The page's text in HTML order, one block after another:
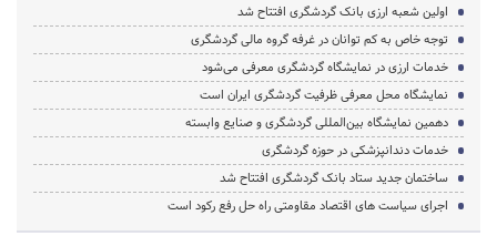
اولین شعبه ارزی بانک گردشگری افتتاح شد
توجه خاص به کم توانان در غرفه گروه مالی گردشگری
خدمات ارزی در نمایشگاه گردشگری معرفی می‌شود
نمایشگاه محل معرفی ظرفیت گردشگری ایران است
دهمین نمایشگاه بین‌المللی گردشگری و صنایع وابسته
خدمات دندانپزشکی در حوزه گردشگری
ساختمان جدید ستاد بانک گردشگری افتتاح شد
اجرای سیاست های اقتصاد مقاومتی راه حل رفع رکود است